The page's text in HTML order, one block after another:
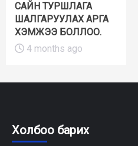
САЙН ТУРШЛАГА
ШАЛГАРУУЛАХ АРГА
ХЭМЖЭЭ БОЛЛОО.
4 months ago
Холбоо барих